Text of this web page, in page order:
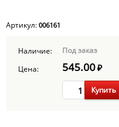
Артикул: 006161
Наличие:
Под заказ
Цена:
545.00₽
Купить